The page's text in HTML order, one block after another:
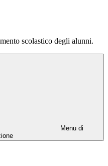
scolastico degli alunni.
Menu di